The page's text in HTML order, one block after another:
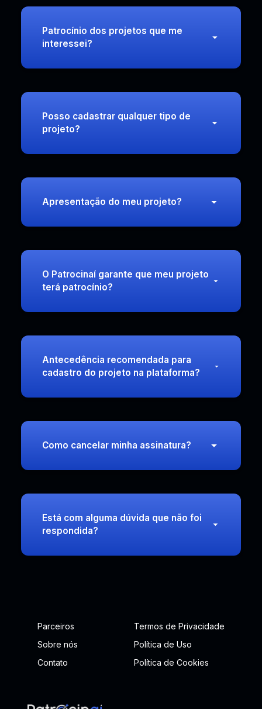
Patrocínio dos projetos que me
interessei?
Posso cadastrar qualquer tipo de
projeto?
Apresentação do meu projeto?
O Patrocinaí garante que meu projeto
terá patrocínio?
Antecedência recomendada para
cadastro do projeto na plataforma?
Como cancelar minha assinatura?
Está com alguma dúvida que não foi
respondida?
Parceiros
Termos de Privacidade
Sobre nós
Política de Uso
Contato
Política de Cookies